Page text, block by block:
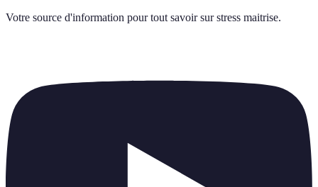
Votre source d'information pour tout savoir sur stress maitrise.